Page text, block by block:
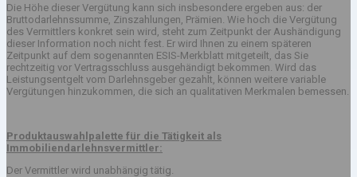
Die Höhe dieser Vergütung kann sich insbesondere ergeben aus: der
Bruttodarlehnssumme, Zinszahlungen, Prämien. Wie hoch die Vergütung
des Vermittlers konkret sein wird, steht zum Zeitpunkt der Aushändigung
dieser Information noch nicht fest. Er wird Ihnen zu einem späteren
Zeitpunkt auf dem sogenannten ESIS-Merkblatt mitgeteilt, das Sie
rechtzeitig vor Vertragsschluss ausgehändigt bekommen. Wird das
Leistungsentgelt vom Darlehnsgeber gezahlt, können weitere variable
Vergütungen hinzukommen, die sich an qualitativen Merkmalen bemessen.
Produktauswahlpalette für die Tätigkeit als
Immobiliendarlehnsvermittler:
Der Vermittler wird unabhängig tätig.